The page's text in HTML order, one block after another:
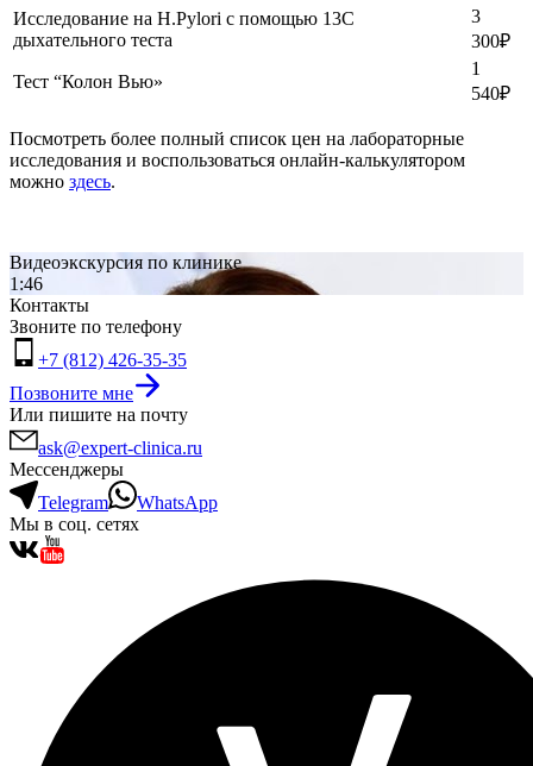
Исследование на H.Pylori с помощью 13С
дыхательного теста
3
300₽
Тест “Колон Вью»
1
540₽
Посмотреть более полный список цен на лабораторные
исследования и воспользоваться онлайн-калькулятором
можно здесь.
Видеоэкскурсия по клинике
1:46
Контакты
Звоните по телефону
+7 (812) 426-35-35
Позвоните мне
Или пишите на почту
ask@expert-clinica.ru
Мессенджеры
Telegram
WhatsApp
Мы в соц. сетях